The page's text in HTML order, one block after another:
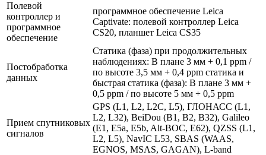
Полевой
контроллер и
программное
обеспечение
программное обеспечение Leica
Captivate: полевой контроллер Leica
CS20, планшет Leica CS35
Постобработка
данных
Статика (фаза) при продолжительных
наблюдениях: В плане 3 мм + 0,1 ppm /
по высоте 3,5 мм + 0,4 ppm статика и
быстрая статика (фаза): В плане 3 мм +
0,5 ppm / по высоте 5 мм + 0,5 ppm
Прием спутниковых
сигналов
GPS (L1, L2, L2C, L5), ГЛОНАСС (L1,
L2, L32), BeiDou (B1, B2, B32), Galileo
(E1, E5a, E5b, Alt-BOC, E62), QZSS (L1,
L2, L5), NavIC L53, SBAS (WAAS,
EGNOS, MSAS, GAGAN), L-band